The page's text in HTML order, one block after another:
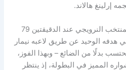
إرلينغ هالاند.
وسجل إرلينغ هالاند هدفي المنتخب النرويجي عند الدقيقتين 79
هدفه الوحيد عن طريق لاعبه نيمار
بدلًا من الضائع – وبهذا الفوز،
المميز في البطولة، إذ ينتظر